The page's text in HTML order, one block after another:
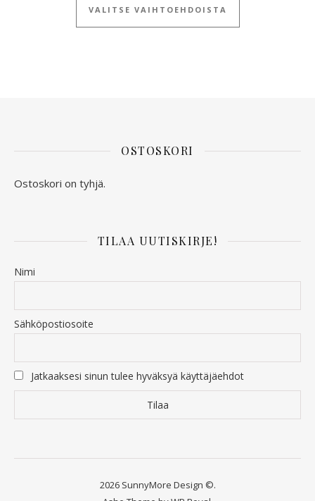
VALITSE VAIHTOEHDOISTA
OSTOSKORI
Ostoskori on tyhjä.
TILAA UUTISKIRJE!
Nimi
Sähköpostiosoite
Jatkaaksesi sinun tulee hyväksyä käyttäjäehdot
2026 SunnyMore Design ©.